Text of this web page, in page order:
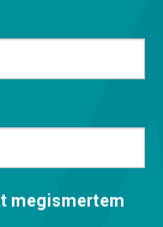
megismertem